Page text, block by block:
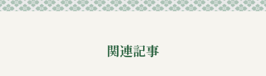
関連記事